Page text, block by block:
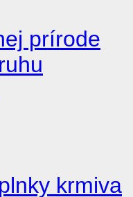
prírode
krmiva